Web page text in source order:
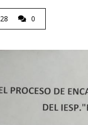
28 0